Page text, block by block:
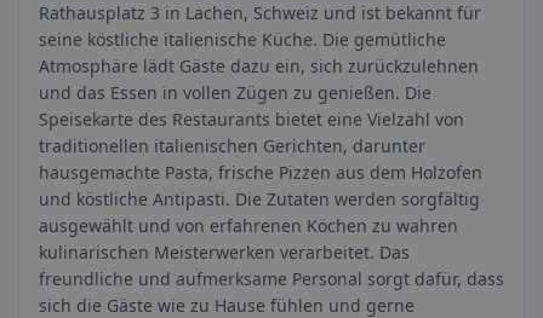
Rathausplatz 3 in Lachen, Schweiz und ist bekannt für
seine köstliche italienische Küche. Die gemütliche
Atmosphäre lädt Gäste dazu ein, sich zurückzulehnen
und das Essen in vollen Zügen zu genießen. Die
Speisekarte des Restaurants bietet eine Vielzahl von
traditionellen italienischen Gerichten, darunter
hausgemachte Pasta, frische Pizzen aus dem Holzofen
und köstliche Antipasti. Die Zutaten werden sorgfältig
ausgewählt und von erfahrenen Köchen zu wahren
kulinarischen Meisterwerken verarbeitet. Das
freundliche und aufmerksame Personal sorgt dafür, dass
sich die Gäste wie zu Hause fühlen und gerne